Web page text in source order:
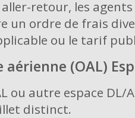
retour, les agents
un ordre de frais
ou le tarif
(OAL)
ou autre espace DL/
distinct.